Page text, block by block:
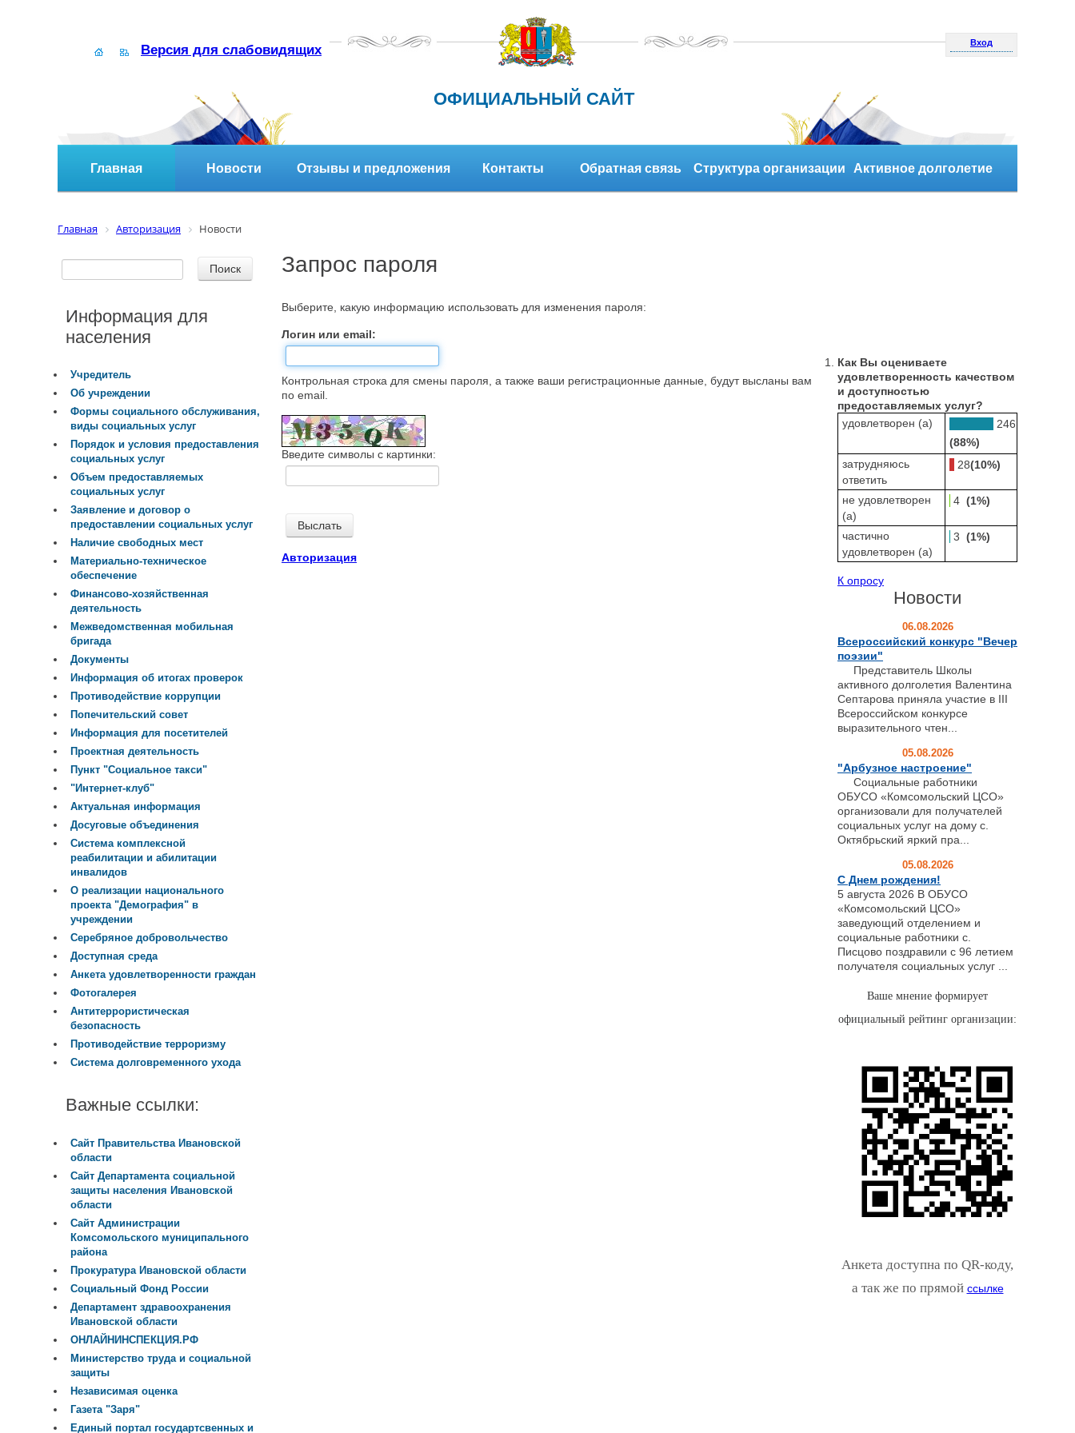
Версия для слабовидящих Вход
ОФИЦИАЛЬНЫЙ САЙТ
Главная Новости Отзывы и предложения Контакты Обратная связь Структура организации Активное долголетие
Главная Авторизация Новости
Запрос пароля
Выберите, какую информацию использовать для изменения пароля:
Логин или email:
Контрольная строка для смены пароля, а также ваши регистрационные данные, будут высланы вам
по email.
Введите символы с картинки:
Авторизация
Информация для
населения
Учредитель
Об учреждении
Формы социального обслуживания,
виды социальных услуг
Порядок и условия предоставления
социальных услуг
Объем предоставляемых
социальных услуг
Заявление и договор о
предоставлении социальных услуг
Наличие свободных мест
Материально-техническое
обеспечение
Финансово-хозяйственная
деятельность
Межведомственная мобильная
бригада
Документы
Информация об итогах проверок
Противодействие коррупции
Попечительский совет
Информация для посетителей
Проектная деятельность
Пункт "Социальное такси"
"Интернет-клуб"
Актуальная информация
Досуговые объединения
Система комплексной
реабилитации и абилитации
инвалидов
О реализации национального
проекта "Демография" в
учреждении
Серебряное добровольчество
Доступная среда
Анкета удовлетворенности граждан
Фотогалерея
Антитеррористическая
безопасность
Противодействие терроризму
Система долговременного ухода
Важные ссылки:
Сайт Правительства Ивановской
области
Сайт Департамента социальной
защиты населения Ивановской
области
Сайт Администрации
Комсомольского муниципального
района
Прокуратура Ивановской области
Социальный Фонд России
Департамент здравоохранения
Ивановской области
ОНЛАЙНИНСПЕКЦИЯ.РФ
Министерство труда и социальной
защиты
Независимая оценка
Газета "Заря"
Единый портал государтсвенных и
Как Вы оцениваете
удовлетворенность качеством
и доступностью
предоставляемых услуг?
удовлетворен (а)
246
(88%)
затрудняюсь
ответить
28(10%)
не удовлетворен
(а)
4 (1%)
частично
удовлетворен (а)
3 (1%)
К опросу
Новости
06.08.2026
Всероссийский конкурс "Вечер
поэзии"
Представитель Школы
активного долголетия Валентина
Септарова приняла участие в III
Всероссийском конкурсе
выразительного чтен...
05.08.2026
"Арбузное настроение"
Социальные работники
ОБУСО «Комсомольский ЦСО»
организовали для получателей
социальных услуг на дому с.
Октябрьский яркий пра...
05.08.2026
С Днем рождения!
5 августа 2026 В ОБУСО
«Комсомольский ЦСО»
заведующий отделением и
социальные работники с.
Писцово поздравили с 96 летием
получателя социальных услуг ...
Ваше мнение формирует
официальный рейтинг организации:
Анкета доступна по QR-коду,
а так же по прямой ссылке